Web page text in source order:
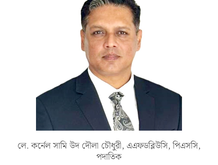
লে. কর্নেল সামি উদ দৌলা চৌধুরী, এএফডব্লিউসি, পিএসসি,
পদাতিক